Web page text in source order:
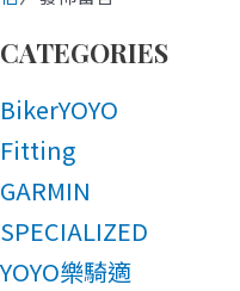
CATEGORIES
BikerYOYO
Fitting
GARMIN
SPECIALIZED
YOYO樂騎適